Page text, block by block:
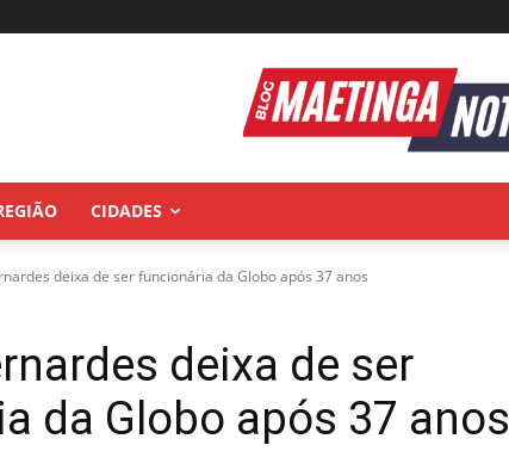
CIDADES
deixa de ser funcionária da Globo após 37 anos
deixa de ser
da Globo após 37 anos